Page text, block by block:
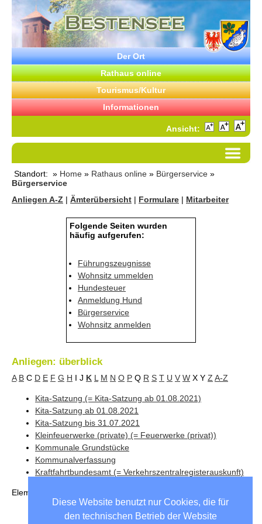
Diese Website benutzt nur Cookies, die für
den technischen Betrieb der Website
Der Ort
Rathaus online
Tourismus/Kultur
Informationen
Ansicht:
Standort: » Home » Rathaus online » Bürgerservice »
Bürgerservice
Anliegen A-Z | Ämterübersicht | Formulare | Mitarbeiter
Folgende Seiten wurden
häufig aufgerufen:
Führungszeugnisse
Wohnsitz ummelden
Hundesteuer
Anmeldung Hund
Bürgerservice
Wohnsitz anmelden
Anliegen: überblick
A B C D E F G H I J K L M N O P Q R S T U V W X Y Z A-Z
Kita-Satzung (= Kita-Satzung ab 01.08.2021)
Kita-Satzung ab 01.08.2021
Kita-Satzung bis 31.07.2021
Kleinfeuerwerke (private) (= Feuerwerke (privat))
Kommunale Grundstücke
Kommunalverfassung
Kraftfahrtbundesamt (= Verkehrszentralregisterauskunft)
Elemente
Unsere Partnergemeinden